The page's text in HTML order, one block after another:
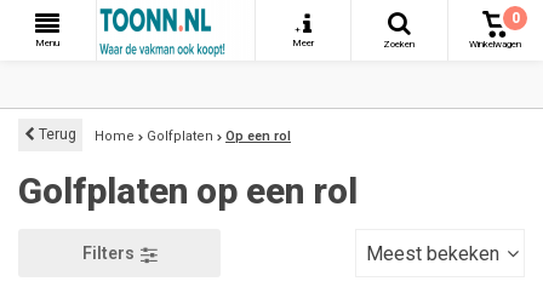
Menu
+
Meer
Zoeken
0
Winkelwagen
Terug Home Golfplaten Op een rol
Golfplaten op een rol
Filters Meest bekeken